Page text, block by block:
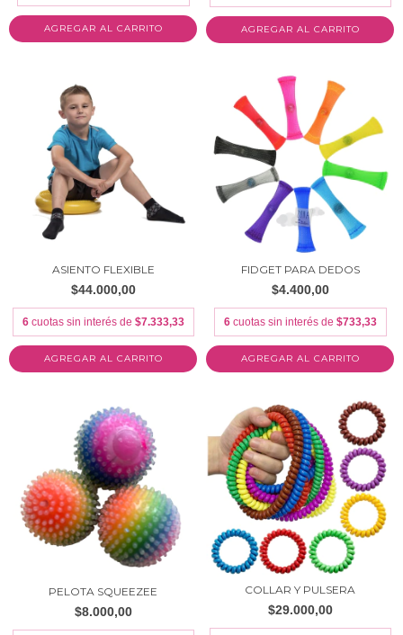
AGREGAR AL CARRITO
ASIENTO FLEXIBLE
$44.000,00
6 cuotas sin interés de $7.333,33
AGREGAR AL CARRITO
FIDGET PARA DEDOS
$4.400,00
6 cuotas sin interés de $733,33
PELOTA SQUEEZEE
$8.000,00
COLLAR Y PULSERA
$29.000,00